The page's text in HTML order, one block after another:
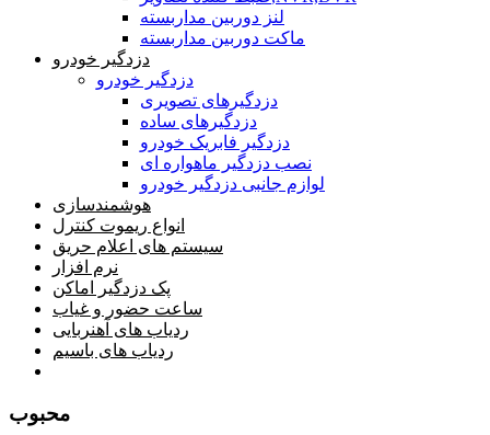
لنز دوربین مداربسته
ماکت دوربین مداربسته
دزدگیر خودرو
دزدگیر خودرو
دزدگیرهای تصویری
دزدگیرهای ساده
دزدگیر فابریک خودرو
نصب دزدگیر ماهواره ای
لوازم جانبی دزدگیر خودرو
هوشمندسازی
انواع ریموت کنترل
سیستم های اعلام حریق
نرم افزار
پک دزدگیر اماکن
ساعت حضور و غیاب
ردیاب های آهنربایی
ردیاب های باسیم
محبوب